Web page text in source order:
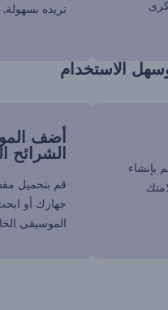
تريده بسهولة.
الاستخدام
بإنشاء
أضف
الشرائح
قم بتحميل
جهازك أو
الموسيقى